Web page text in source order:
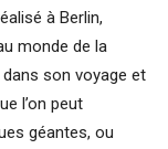
à Berlin,
monde de la
son voyage et
l’on peut
géantes, ou